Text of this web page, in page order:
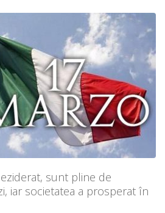
sunt pline de
iar societatea a prosperat în